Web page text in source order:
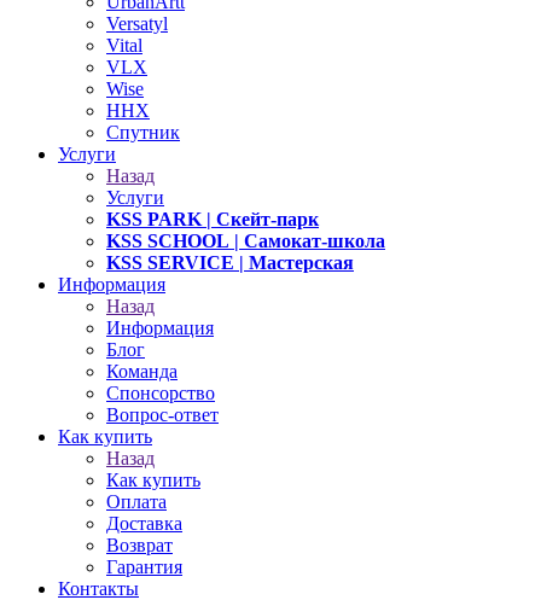
Versatyl
Vital
VLX
Wise
ННХ
Спутник
Услуги
Назад
Услуги
KSS PARK | Скейт-парк
KSS SCHOOL | Самокат-школа
KSS SERVICE | Мастерская
Информация
Назад
Информация
Блог
Команда
Спонсорство
Вопрос-ответ
Как купить
Назад
Как купить
Оплата
Доставка
Возврат
Гарантия
Контакты